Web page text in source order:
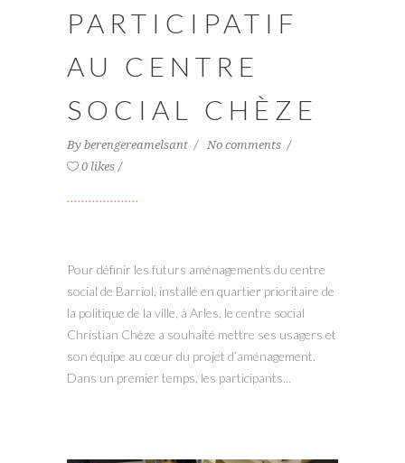
PARTICIPATIF
AU CENTRE
SOCIAL CHÈZE
By berengereamelsant
No comments
0 likes
Pour définir les futurs aménagements du centre
social de Barriol, installé en quartier prioritaire de
la politique de la ville, à Arles, le centre social
Christian Chèze a souhaité mettre ses usagers et
son équipe au cœur du projet d’aménagement.
Dans un premier temps, les participants...